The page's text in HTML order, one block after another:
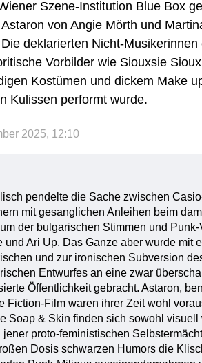
Szene-Institution Blue Box
von Angie Mörth und
deklarierten Nicht-
Vorbilder wie Siouxsie
Kostümen und dickem Make
Kulissen performt wurde.
2025, 12:10
pendelte die Sache zwischen
mit gesanglichen Anleihen beim
der bulgarischen Stimmen und
und Ari Up. Das Ganze aber wurde mit
und zur ironischen Subversion
Entwurfes an eine zwar
Öffentlichkeit gebracht. Astaron,
Fiction-Film waren ihrer Zeit wohl
Soap & Skin finden sich sowohl visuell
jener proto-feministischen
Dosis schwarzen Humors die